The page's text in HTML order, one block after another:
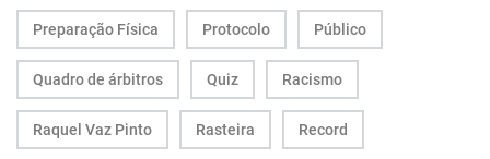
Preparação Física Protocolo Público
Quadro de árbitros Quiz Racismo
Raquel Vaz Pinto Rasteira Record